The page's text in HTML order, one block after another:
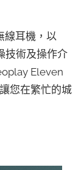
線耳機，以
技術及操作介
Eleven
您在繁忙的城